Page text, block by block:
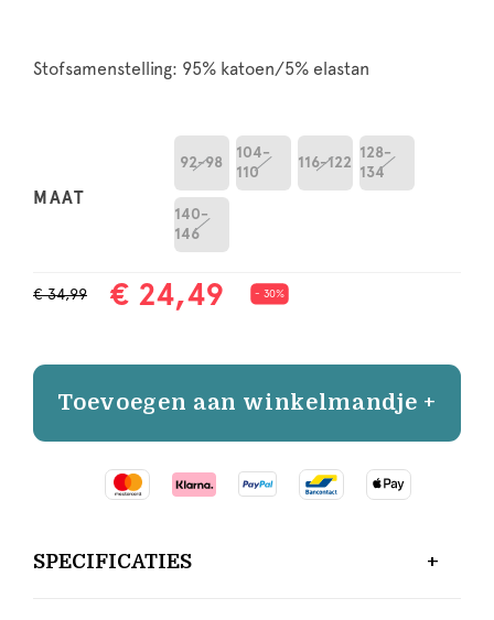
Stofsamenstelling: 95% katoen/5% elastan
MAAT
92-98
104-
110
116-122
128-
134
140-
146
€ 34,99 € 24,49 - 30%
Toevoegen aan winkelmandje +
SPECIFICATIES